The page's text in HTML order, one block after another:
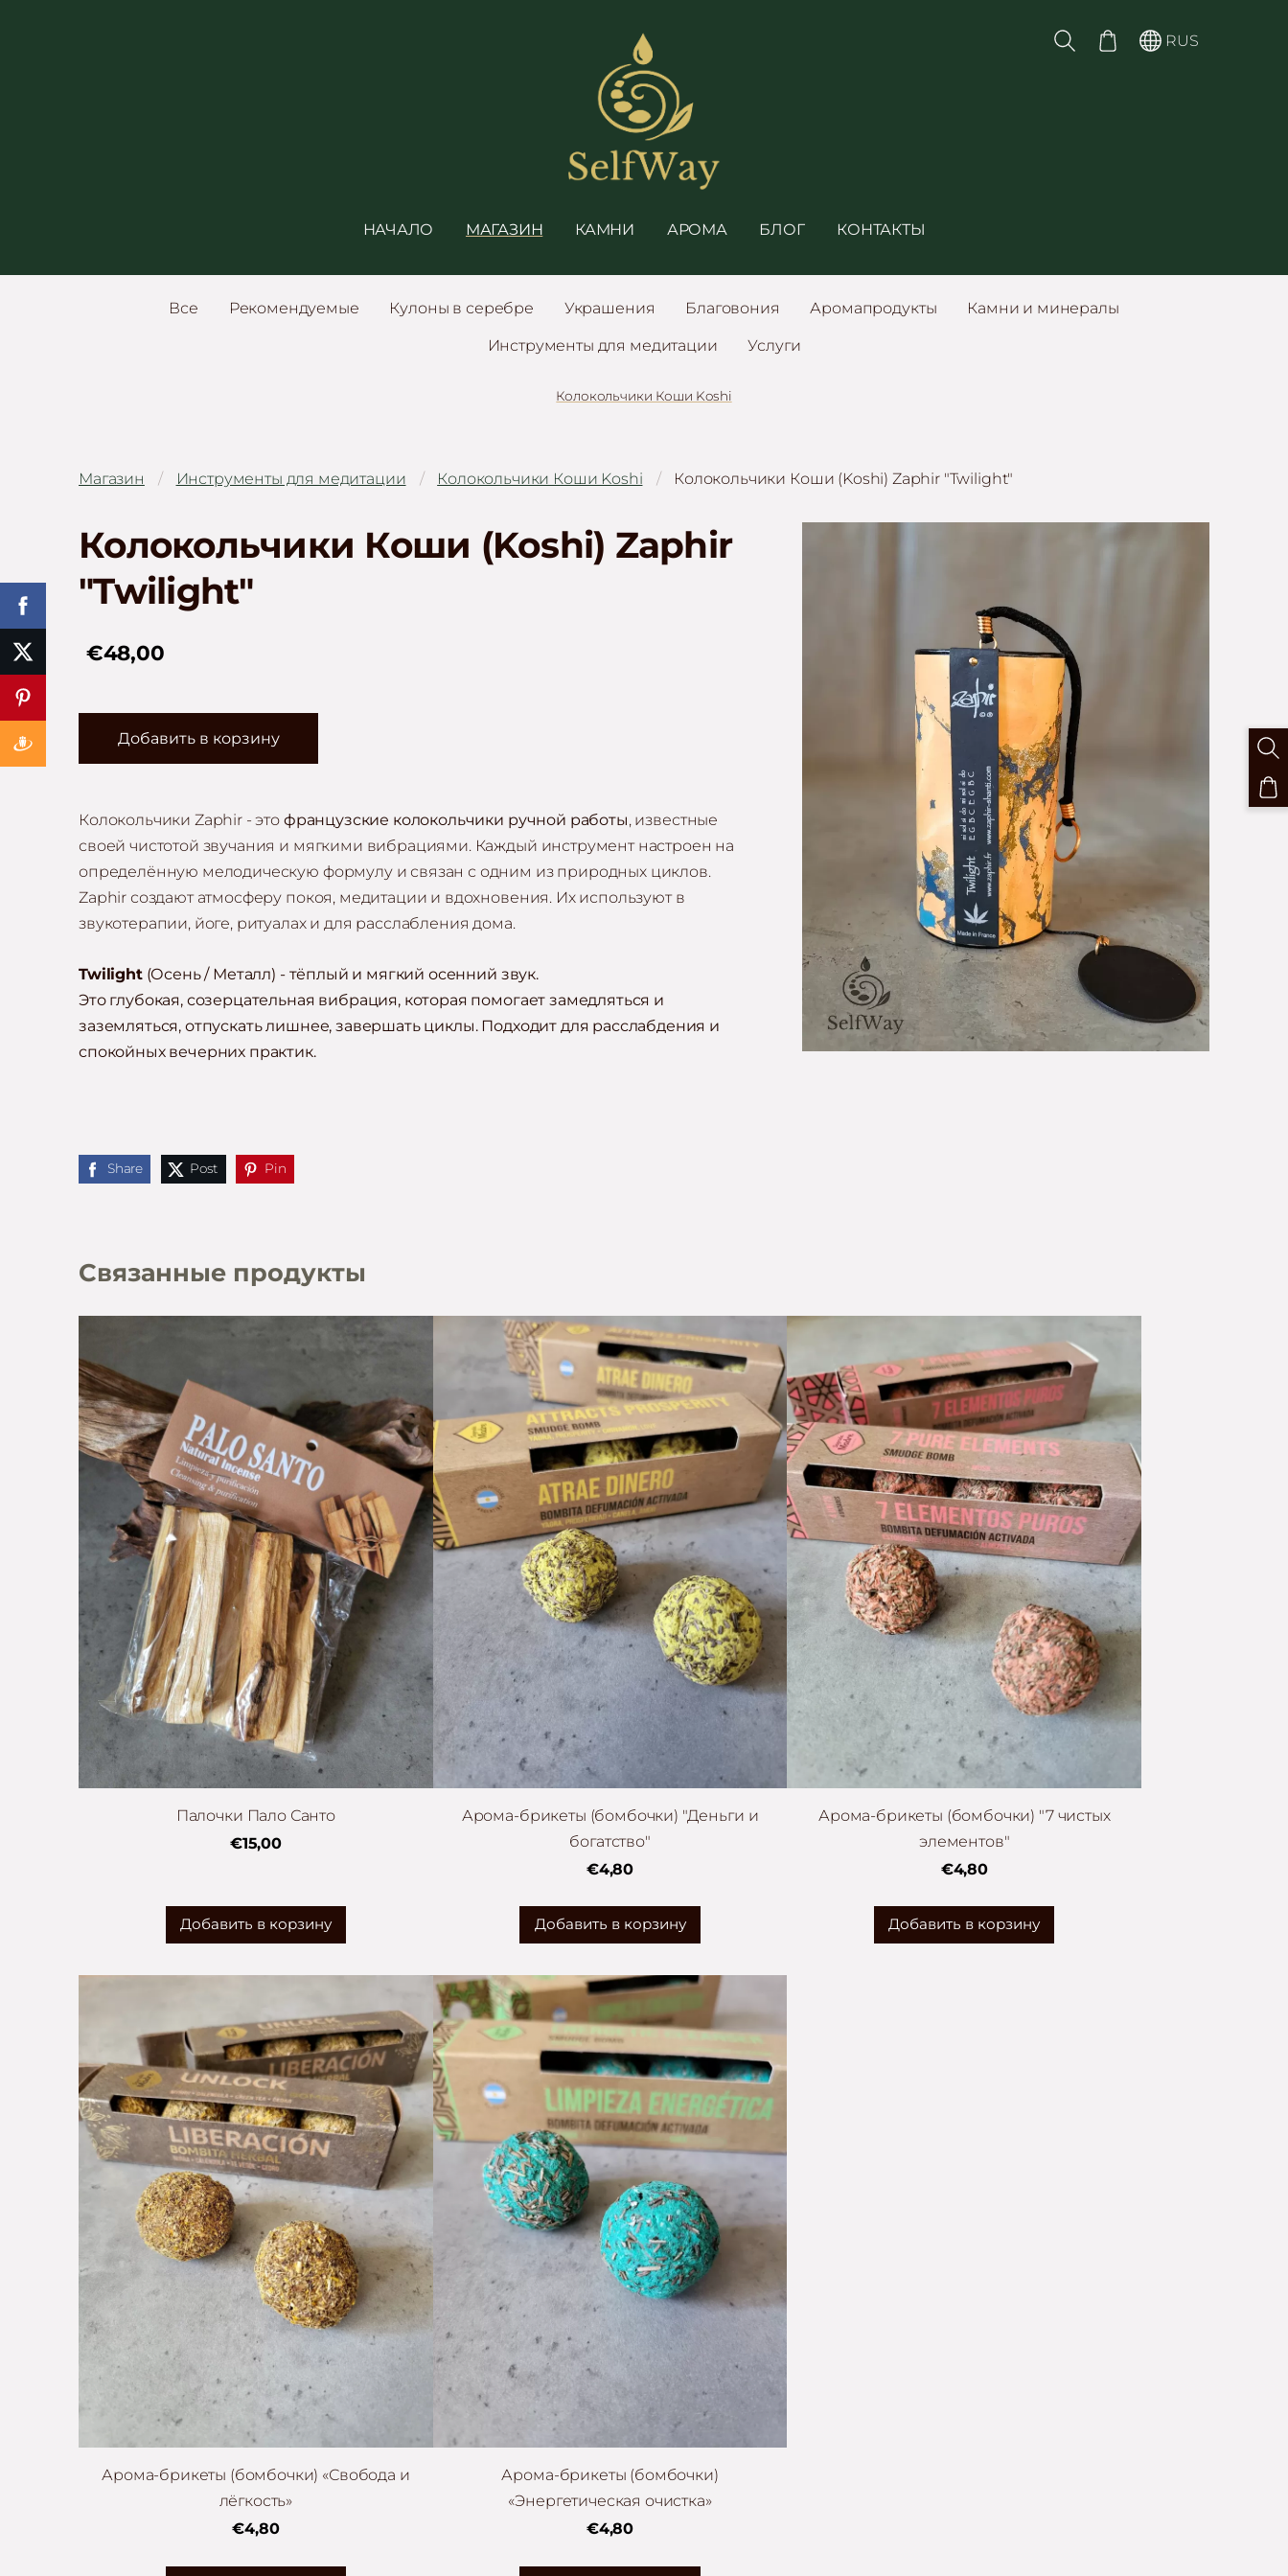
НАЧАЛО МАГАЗИН КАМНИ АРОМА БЛОГ КОНТАКТЫ
RUS
Все Рекомендуемые Кулоны в серебре Украшения Благовония Аромапродукты Камни и минералы
Инструменты для медитации Услуги
Колокольчики Коши Koshi
Магазин Инструменты для медитации Колокольчики Коши Koshi Колокольчики Коши (Koshi) Zaphir "Twilight"
Колокольчики Коши (Koshi) Zaphir
"Twilight"
€48,00
Добавить в корзину
Колокольчики Zaphir - это французские колокольчики ручной работы, известные
своей чистотой звучания и мягкими вибрациями. Каждый инструмент настроен на
определённую мелодическую формулу и связан с одним из природных циклов.
Zaphir создают атмосферу покоя, медитации и вдохновения. Их используют в
звукотерапии, йоге, ритуалах и для расслабления дома.
Twilight(Осень / Металл) - тёплый и мягкий осенний звук.
Это глубокая, созерцательная вибрация, которая помогает замедляться и
заземляться, отпускать лишнее,завершать циклы. Подходит для расслабдения и
спокойных вечерних практик.
Share Post Pin
Связанные продукты
Палочки Пало Санто
€15,00
Добавить в корзину
Арома-брикеты (бомбочки) "Деньги и
богатство"
€4,80
Добавить в корзину
Арома-брикеты (бомбочки) "7 чистых
элементов"
€4,80
Добавить в корзину
Арома-брикеты (бомбочки) «Свобода и
лёгкость»
€4,80
Арома-брикеты (бомбочки)
«Энергетическая очистка»
€4,80